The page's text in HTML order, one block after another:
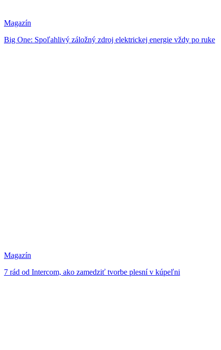
Magazín
Big One: Spoľahlivý záložný zdroj elektrickej energie vždy po ruke
Magazín
7 rád od Intercom, ako zamedziť tvorbe plesní v kúpeľni